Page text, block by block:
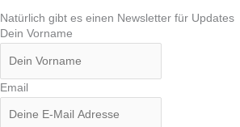
Natürlich gibt es einen Newsletter für Updates
Dein Vorname
Email